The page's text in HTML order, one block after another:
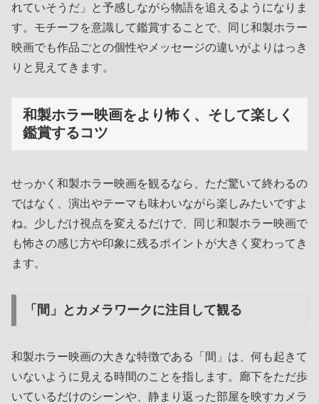
れていそうだ」と予感しながら物語を追えるようになりま
す。モチーフを意識して鑑賞することで、同じ和製ホラー
映画でも作品ごとの個性やメッセージの違いがよりはっき
りと見えてきます。
和製ホラー映画をより怖く、そして楽しく
鑑賞するコツ
せっかく和製ホラー映画を観るなら、ただ驚いて終わるの
ではなく、演出やテーマも味わいながら楽しみたいですよ
ね。少しだけ視点を変えるだけで、同じ和製ホラー映画で
も怖さの感じ方や印象に残るポイントが大きく変わってき
ます。
「間」とカメラワークに注目して観る
和製ホラー映画の大きな特徴である「間」は、何も起きて
いないように見える時間のことを指します。廊下をただ歩
いているだけのシーンや、静まり返った部屋を映すカメラ